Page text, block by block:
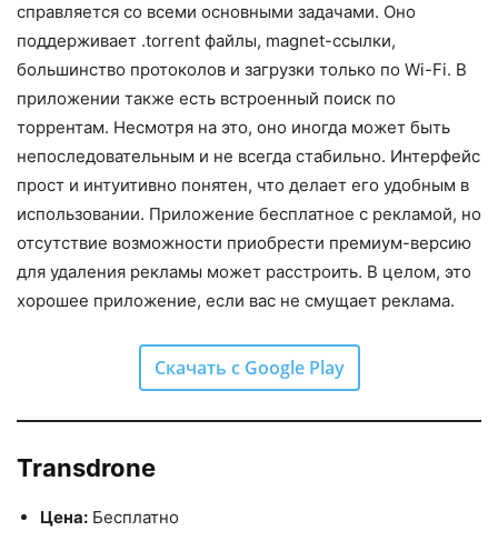
справляется со всеми основными задачами. Оно
поддерживает .torrent файлы, magnet-ссылки,
большинство протоколов и загрузки только по Wi-Fi. В
приложении также есть встроенный поиск по
торрентам. Несмотря на это, оно иногда может быть
непоследовательным и не всегда стабильно. Интерфейс
прост и интуитивно понятен, что делает его удобным в
использовании. Приложение бесплатное с рекламой, но
отсутствие возможности приобрести премиум-версию
для удаления рекламы может расстроить. В целом, это
хорошее приложение, если вас не смущает реклама.
Скачать с Google Play
Transdrone
Цена: Бесплатно